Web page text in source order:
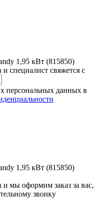
1,95 кВт (815850)
специалист свяжется с
персональных данных в
1,95 кВт (815850)
мы оформим заказ за вас,
звонку